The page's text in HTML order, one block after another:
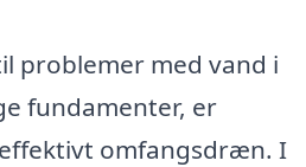
problemer med vand i
fundamenter, er
omfangsdræn. I